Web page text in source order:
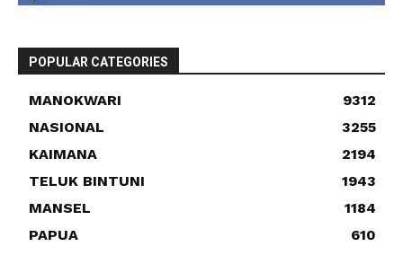
POPULAR CATEGORIES
MANOKWARI
9312
NASIONAL
3255
KAIMANA
2194
TELUK BINTUNI
1943
MANSEL
1184
PAPUA
610